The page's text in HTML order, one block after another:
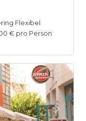
Flexibel
€ pro Person